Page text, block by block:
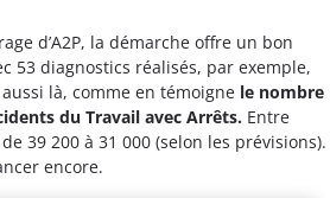
d’A2P, la démarche offre un bon
53 diagnostics réalisés, par exemple,
là, comme en témoigne le nombre
du Travail avec Arrêts. Entre
39 200 à 31 000 (selon les prévisions).
encore.